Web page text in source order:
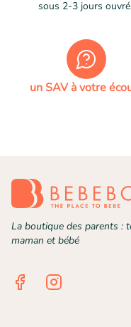
sous 2-3 jours
un SAV à votre
La boutique des parents :
maman et bébé
FacebookInstagram